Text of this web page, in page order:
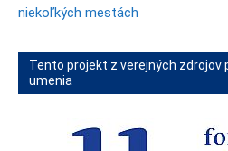
niekoľkých mestách
Tento projekt z verejných zdrojov
umenia